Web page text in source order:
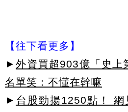
【往下看更多】
► 外資買超903億「史上
名單笑：不懂在幹嘛
► 台股勁揚1250點！